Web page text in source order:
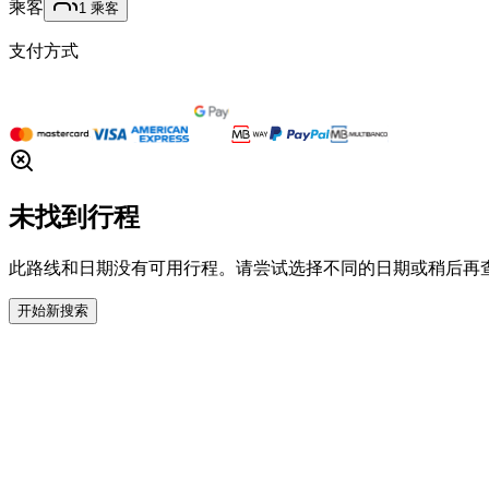
乘客 1 乘客
支付方式
未找到行程
此路线和日期没有可用行程。请尝试选择不同的日期或稍后再
开始新搜索